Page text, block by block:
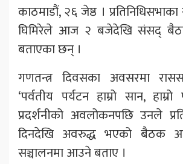
काठमाडौं, २६ जेष्ठ ।
घिमिरेले आज २ बजेदेखि संसद्
बताएका छन् ।
गणतन्त्र दिवसका अवसरमा
‘पर्वतीय पर्यटन हाम्रो सान, हाम्रो
प्रदर्शनीको अवलोकनपछि उनले
दिनदेखि अवरुद्ध भएको बैठक
सञ्चालनमा आउने बताए ।